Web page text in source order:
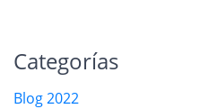
Categorías
Blog 2022